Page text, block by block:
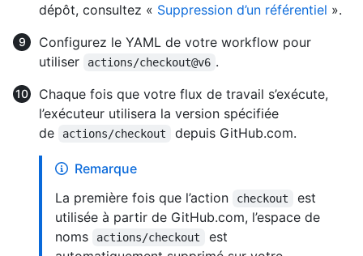
dépôt, consultez « Suppression d’un référentiel ».
Configurez le YAML de votre workflow pour
utiliser
actions/checkout@v6 .
Chaque fois que votre flux de travail s’exécute,
l’exécuteur utilisera la version spécifiée
de
actions/checkout depuis GitHub.com.
Remarque
La première fois que l’action
checkout
est
utilisée à partir de GitHub.com, l’espace de
noms
actions/checkout
est